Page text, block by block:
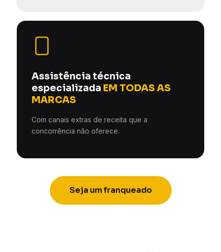
Assistência técnica
especializada EM TODAS AS
MARCAS
Com canais extras de receita que a
concorrência não oferece.
Seja um franqueado